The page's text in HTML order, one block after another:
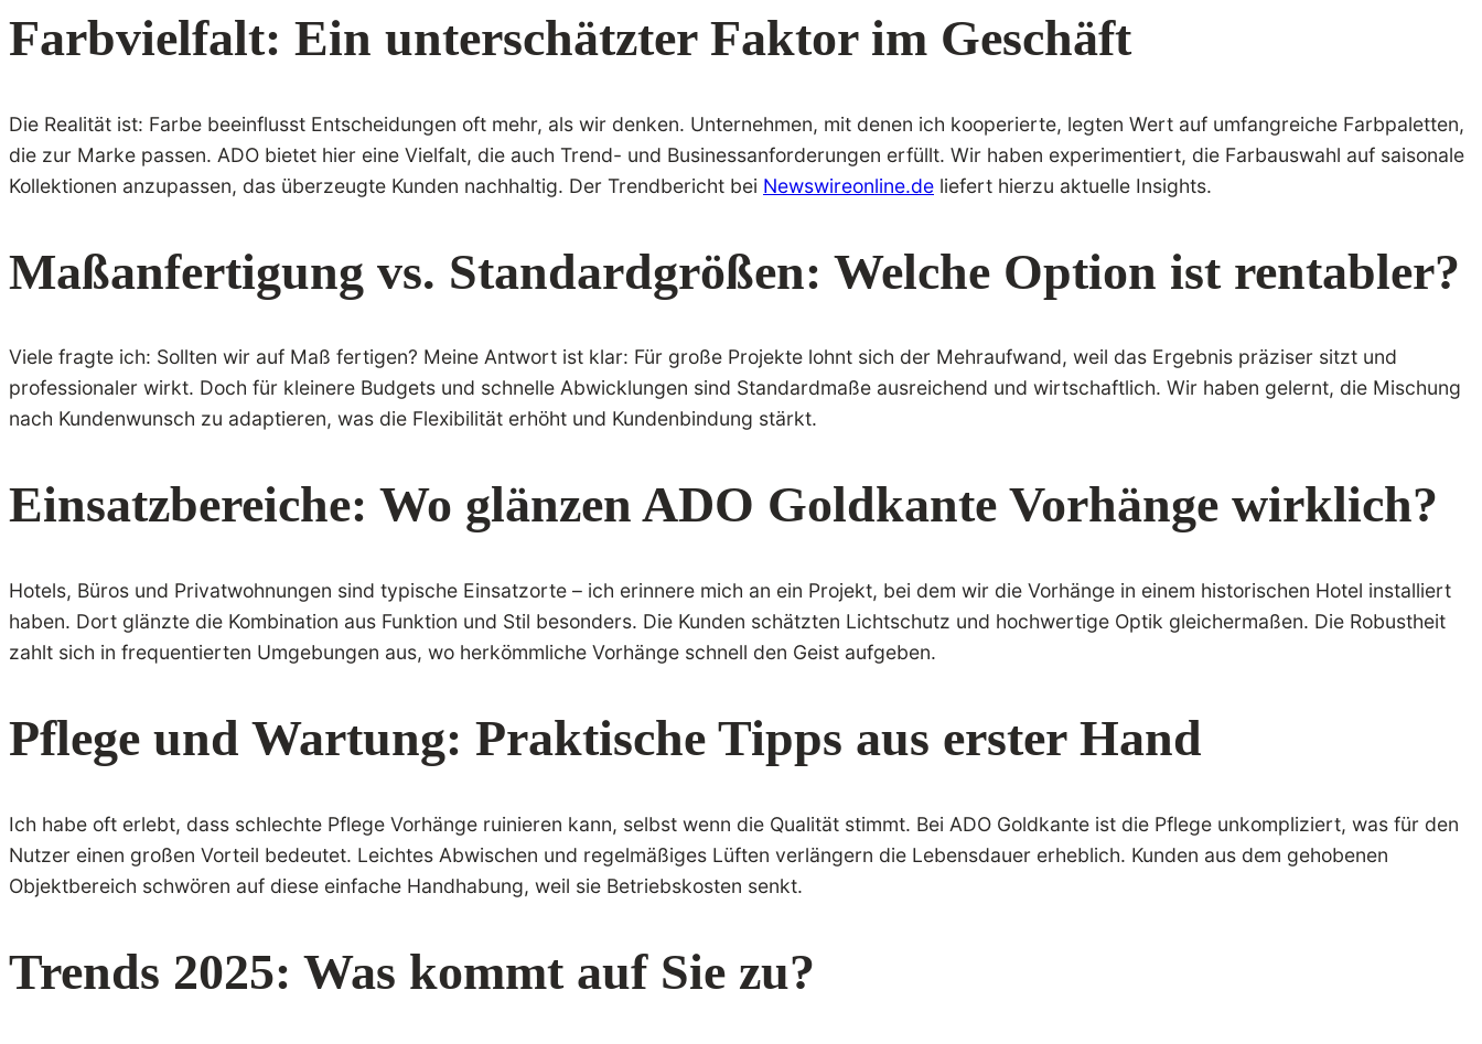
Farbvielfalt: Ein unterschätzter Faktor im Geschäft
Die Realität ist: Farbe beeinflusst Entscheidungen oft mehr, als wir denken. Unternehmen, mit denen ich kooperierte, legten Wert auf umfangreiche Farbpaletten,
die zur Marke passen. ADO bietet hier eine Vielfalt, die auch Trend- und Businessanforderungen erfüllt. Wir haben experimentiert, die Farbauswahl auf saisonale
Kollektionen anzupassen, das überzeugte Kunden nachhaltig. Der Trendbericht bei Newswireonline.de liefert hierzu aktuelle Insights.
Maßanfertigung vs. Standardgrößen: Welche Option ist rentabler?
Viele fragte ich: Sollten wir auf Maß fertigen? Meine Antwort ist klar: Für große Projekte lohnt sich der Mehraufwand, weil das Ergebnis präziser sitzt und
professionaler wirkt. Doch für kleinere Budgets und schnelle Abwicklungen sind Standardmaße ausreichend und wirtschaftlich. Wir haben gelernt, die Mischung
nach Kundenwunsch zu adaptieren, was die Flexibilität erhöht und Kundenbindung stärkt.
Einsatzbereiche: Wo glänzen ADO Goldkante Vorhänge wirklich?
Hotels, Büros und Privatwohnungen sind typische Einsatzorte – ich erinnere mich an ein Projekt, bei dem wir die Vorhänge in einem historischen Hotel installiert
haben. Dort glänzte die Kombination aus Funktion und Stil besonders. Die Kunden schätzten Lichtschutz und hochwertige Optik gleichermaßen. Die Robustheit
zahlt sich in frequentierten Umgebungen aus, wo herkömmliche Vorhänge schnell den Geist aufgeben.
Pflege und Wartung: Praktische Tipps aus erster Hand
Ich habe oft erlebt, dass schlechte Pflege Vorhänge ruinieren kann, selbst wenn die Qualität stimmt. Bei ADO Goldkante ist die Pflege unkompliziert, was für den
Nutzer einen großen Vorteil bedeutet. Leichtes Abwischen und regelmäßiges Lüften verlängern die Lebensdauer erheblich. Kunden aus dem gehobenen
Objektbereich schwören auf diese einfache Handhabung, weil sie Betriebskosten senkt.
Trends 2025: Was kommt auf Sie zu?